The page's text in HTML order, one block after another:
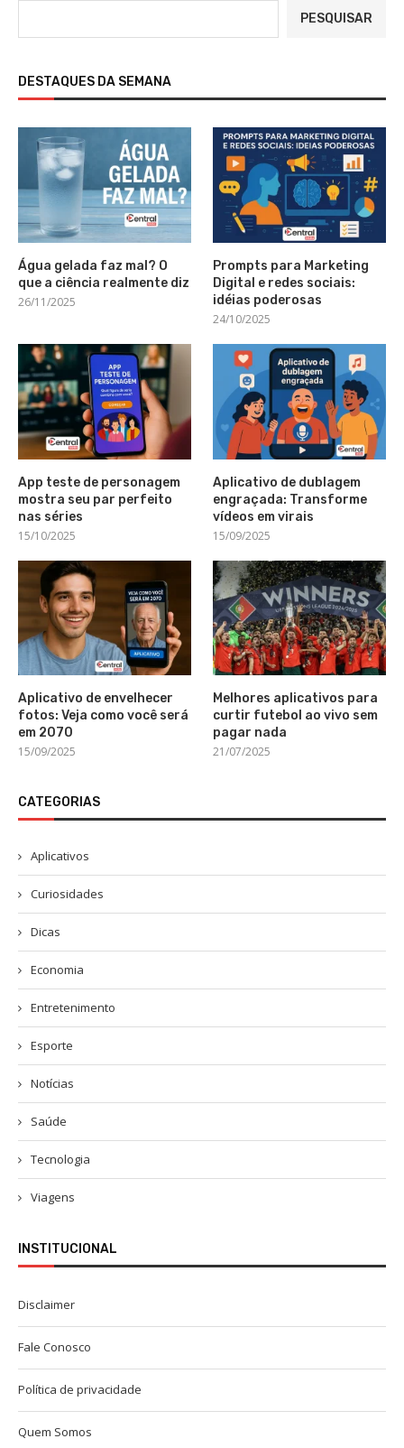
PESQUISAR
DESTAQUES DA SEMANA
Água gelada faz mal? O
que a ciência realmente diz
26/11/2025
Prompts para Marketing
Digital e redes sociais:
idéias poderosas
24/10/2025
App teste de personagem
mostra seu par perfeito
nas séries
15/10/2025
Aplicativo de dublagem
engraçada: Transforme
vídeos em virais
15/09/2025
Aplicativo de envelhecer
fotos: Veja como você será
em 2070
15/09/2025
Melhores aplicativos para
curtir futebol ao vivo sem
pagar nada
21/07/2025
CATEGORIAS
Aplicativos
Curiosidades
Dicas
Economia
Entretenimento
Esporte
Notícias
Saúde
Tecnologia
Viagens
INSTITUCIONAL
Disclaimer
Fale Conosco
Política de privacidade
Quem Somos